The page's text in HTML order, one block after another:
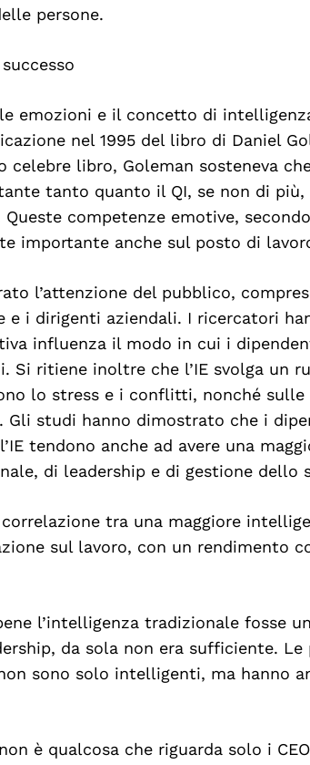
persone.
emozioni e il concetto di
nel 1995 del libro di Daniel
celebre libro, Goleman sosteneva
tanto quanto il QI, se non di più,
competenze emotive,
importante anche sul posto di
l’attenzione del pubblico,
e i dirigenti aziendali. I ricercatori
influenza il modo in cui i
Si ritiene inoltre che l’IE svolga un
lo stress e i conflitti, nonché sulle
Gli studi hanno dimostrato che i
tendono anche ad avere una
di leadership e di gestione dello
tra una maggiore
sul lavoro, con un rendimento
l’intelligenza tradizionale fosse
da sola non era sufficiente. Le
sono solo intelligenti, ma hanno
è qualcosa che riguarda solo i